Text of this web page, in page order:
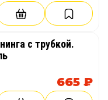
с трубкой.
665 ₽